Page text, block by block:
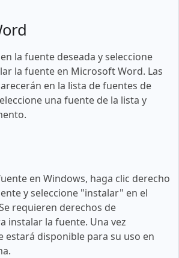
la fuente deseada y seleccione
la fuente en Microsoft Word. Las
en la lista de fuentes de
una fuente de la lista y
en Windows, haga clic derecho
y seleccione "instalar" en el
requieren derechos de
instalar la fuente. Una vez
estará disponible para su uso en